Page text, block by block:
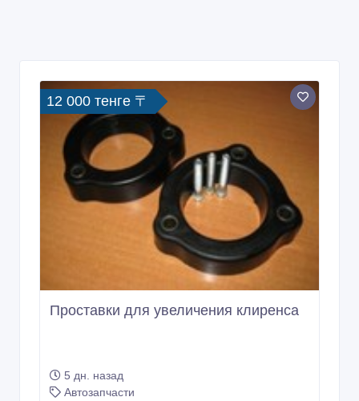
12 000 тенге 〒
Проставки для увеличения клиренса
5 дн. назад
Автозапчасти